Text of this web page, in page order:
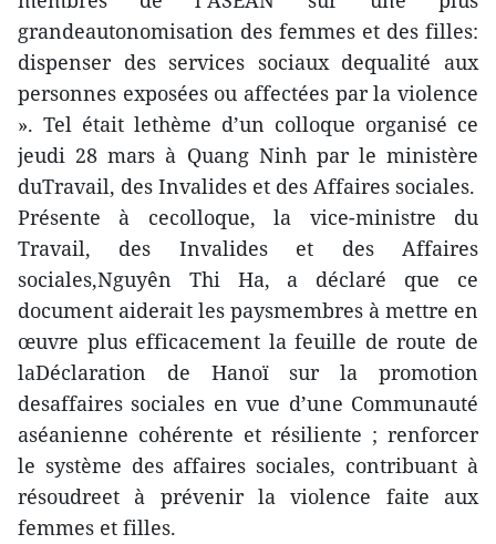
grandeautonomisation des femmes et des filles:
dispenser des services sociaux dequalité aux
personnes exposées ou affectées par la violence
». Tel était lethème d’un colloque organisé ce
jeudi 28 mars à Quang Ninh par le ministère
duTravail, des Invalides et des Affaires sociales.
Présente à cecolloque, la vice-ministre du
Travail, des Invalides et des Affaires
sociales,Nguyên Thi Ha, a déclaré que ce
document aiderait les paysmembres à mettre en
œuvre plus efficacement la feuille de route de
laDéclaration de Hanoï sur la promotion
desaffaires sociales en vue d’une Communauté
aséanienne cohérente et résiliente ; renforcer
le système des affaires sociales, contribuant à
résoudreet à prévenir la violence faite aux
femmes et filles.